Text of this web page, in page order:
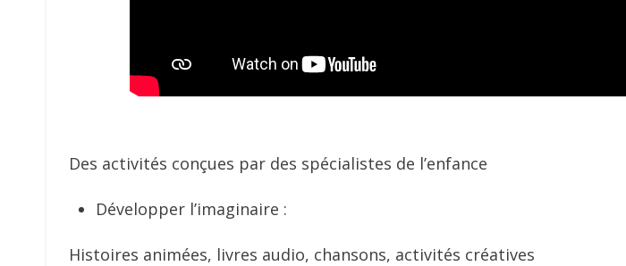
Des activités conçues par des spécialistes de l’enfance
Développer l’imaginaire :
Histoires animées, livres audio, chansons, activités créatives